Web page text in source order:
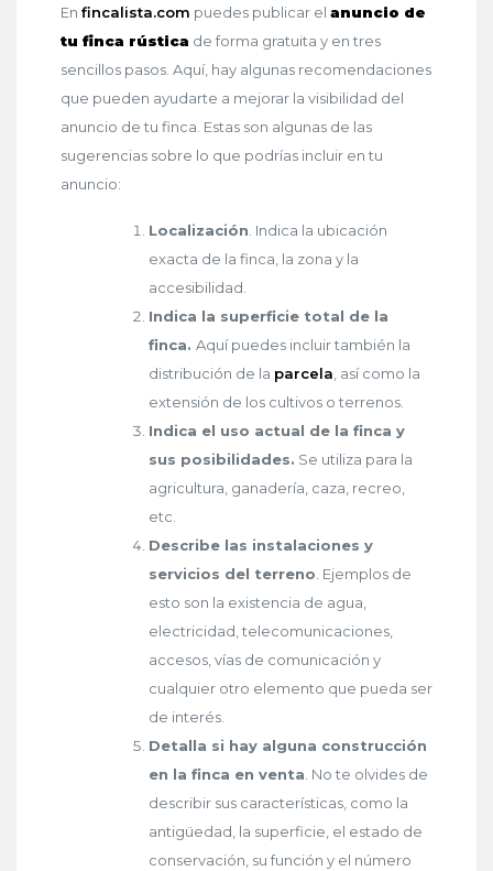
En fincalista.com puedes publicar el anuncio de
tu finca rústica de forma gratuita y en tres
sencillos pasos. Aquí, hay algunas recomendaciones
que pueden ayudarte a mejorar la visibilidad del
anuncio de tu finca. Estas son algunas de las
sugerencias sobre lo que podrías incluir en tu
anuncio:
Localización . Indica la ubicación
exacta de la finca, la zona y la
accesibilidad.
Indica la superficie total de la
finca. Aquí puedes incluir también la
distribución de la parcela , así como la
extensión de los cultivos o terrenos.
Indica el uso actual de la finca y
sus posibilidades. Se utiliza para la
agricultura, ganadería, caza, recreo,
etc.
Describe las instalaciones y
servicios del terreno . Ejemplos de
esto son la existencia de agua,
electricidad, telecomunicaciones,
accesos, vías de comunicación y
cualquier otro elemento que pueda ser
de interés.
Detalla si hay alguna construcción
en la finca en venta . No te olvides de
describir sus características, como la
antigüedad, la superficie, el estado de
conservación, su función y el número